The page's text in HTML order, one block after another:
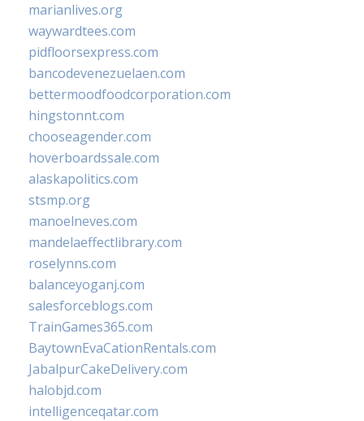
marianlives.org
waywardtees.com
pidfloorsexpress.com
bancodevenezuelaen.com
bettermoodfoodcorporation.com
hingstonnt.com
chooseagender.com
hoverboardssale.com
alaskapolitics.com
stsmp.org
manoelneves.com
mandelaeffectlibrary.com
roselynns.com
balanceyoganj.com
salesforceblogs.com
TrainGames365.com
BaytownEvaCationRentals.com
JabalpurCakeDelivery.com
halobjd.com
intelligenceqatar.com